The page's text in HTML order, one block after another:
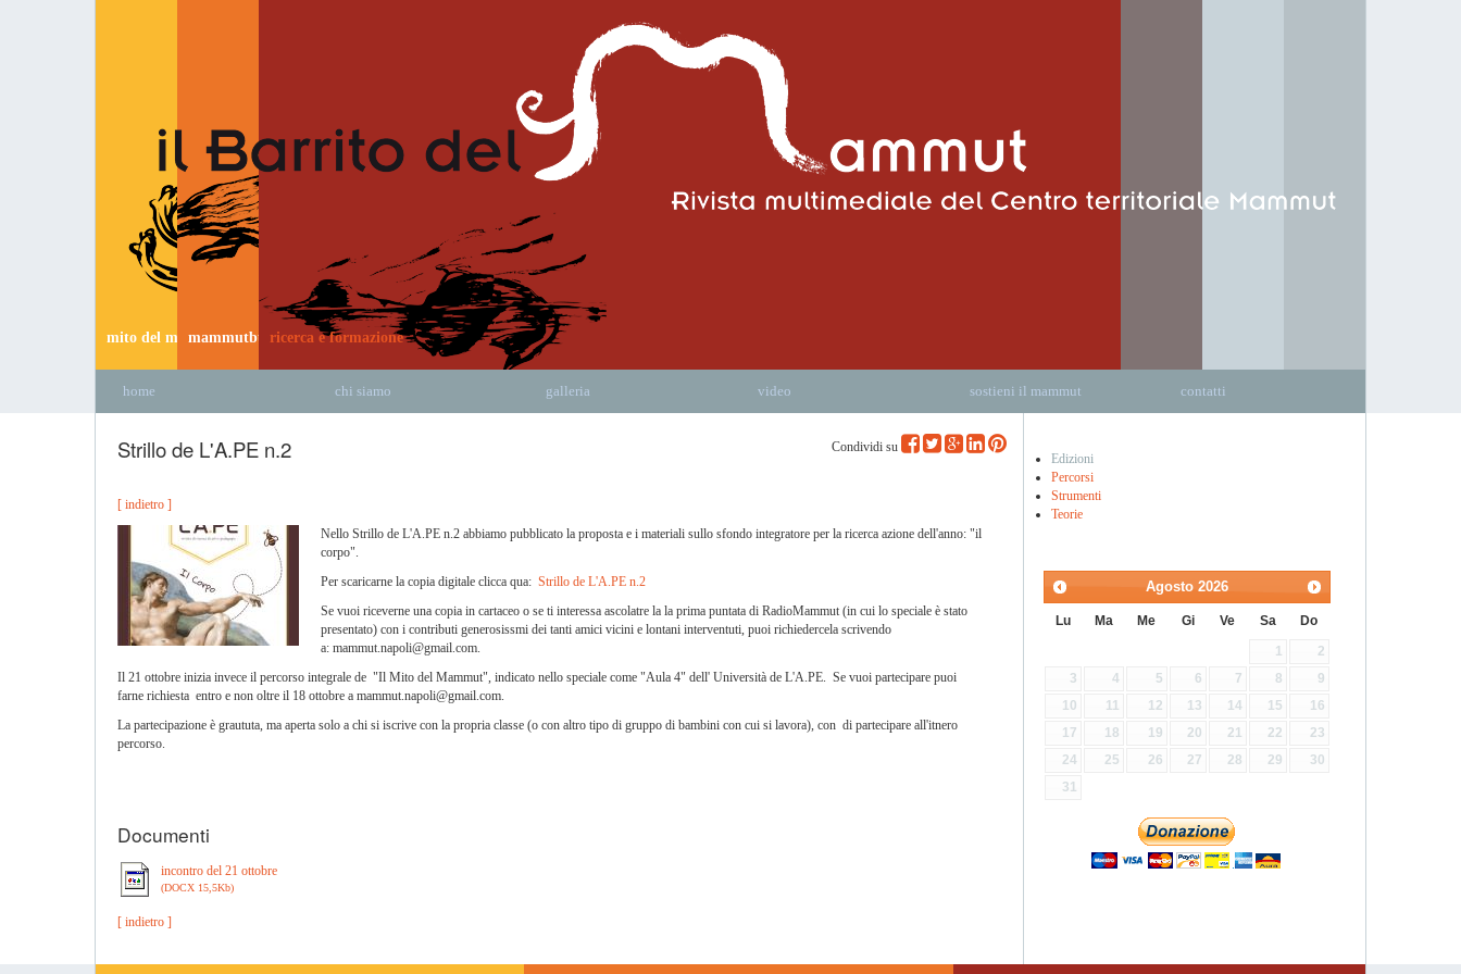
mito del mammutmammutbusricerca e formazione
home chi siamo galleria video sostieni il mammut contatti
Condividi su
Strillo de L'A.PE n.2
[ indietro ]
Nello Strillo de L'A.PE n.2 abbiamo pubblicato la proposta e i materiali sullo sfondo integratore per la ricerca azione dell'anno: "il
corpo".
Per scaricarne la copia digitale clicca qua: Strillo de L'A.PE n.2
Se vuoi riceverne una copia in cartaceo o se ti interessa ascolatre la la prima puntata di RadioMammut (in cui lo speciale è stato
presentato) con i contributi generosissmi dei tanti amici vicini e lontani interventuti, puoi richiedercela scrivendo
a: mammut.napoli@gmail.com.
Il 21 ottobre inizia invece il percorso integrale de "Il Mito del Mammut", indicato nello speciale come "Aula 4" dell' Università de L'A.PE. Se vuoi partecipare puoi
farne richiesta entro e non oltre il 18 ottobre a mammut.napoli@gmail.com.
La partecipazione è graututa, ma aperta solo a chi si iscrive con la propria classe (o con altro tipo di gruppo di bambini con cui si lavora), con di partecipare all'itnero
percorso.
Documenti
incontro del 21 ottobre
(DOCX 15,5Kb)
[ indietro ]
Edizioni
Percorsi
Strumenti
Teorie
Agosto 2026
Lu Ma Me Gi Ve Sa Do
1
2
3
4 5 6 7 8
9
10
11 12 13 14 15
16
17
18 19 20 21 22
23
24
25 26 27 28 29
30
31